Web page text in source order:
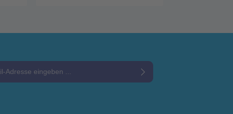
2-
für
Technische Details: hoher Kragen mit
Fleecefutter längerer Schnitt im
Rückenbereich mit Verstärkung
verstellbare, signalfarbene Kapuze mit